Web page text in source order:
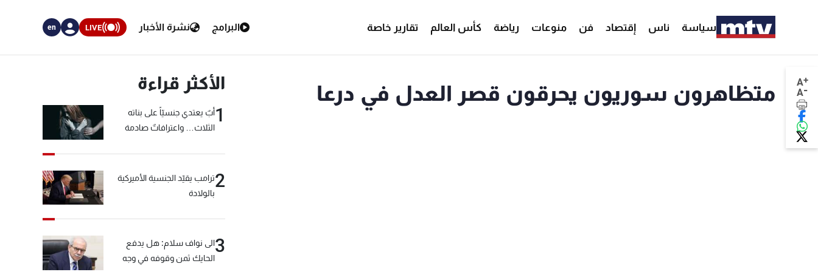
سياسة ناس إقتصاد فن منوعات رياضة كأس العالم تقارير خاصة البرامج نشرة الأخبار LIVE
en
A+
A- متظاهرون سوريون يحرقون قصر العدل في درعا الأكثر قراءة
1أبٌ يعتدي جنسيّاً على بناته
الثلاث… واعترافاتٌ صادمة
2ترامب يقيّد الجنسية الأميركية
بالولادة
3الى نواف سلام: هل يدفع
الحايك ثمن وقوفه في وجه